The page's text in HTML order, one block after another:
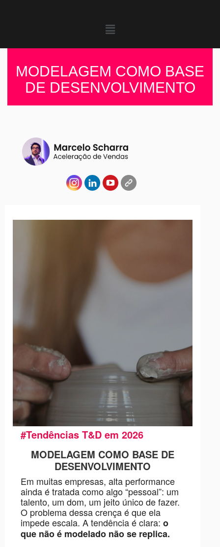
MODELAGEM COMO BASE
DE DESENVOLVIMENTO
#Tendências T&D em 2026
MODELAGEM COMO BASE DE
DESENVOLVIMENTO
Em muitas empresas, alta performance
ainda é tratada como algo “pessoal”: um
talento, um dom, um jeito único de fazer.
O problema dessa crença é que ela
impede escala. A tendência é clara: o
que não é modelado não se replica.